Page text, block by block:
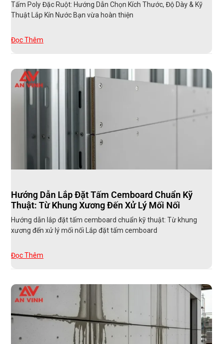
Tấm Poly Đặc Ruột: Hướng Dẫn Chọn Kích Thước, Độ Dày & Kỹ
Thuật Lắp Kín Nước Bạn vừa hoàn thiện
Đọc Thêm
Hướng Dẫn Lắp Đặt Tấm Cemboard Chuẩn Kỹ
Thuật: Từ Khung Xương Đến Xử Lý Mối Nối
Hướng dẫn lắp đặt tấm cemboard chuẩn kỹ thuật: Từ khung
xương đến xử lý mối nối Lắp đặt tấm cemboard
Đọc Thêm